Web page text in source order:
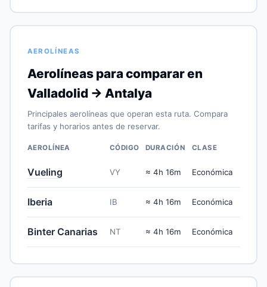
AEROLÍNEAS
Aerolíneas para comparar en
Valladolid → Antalya
Principales aerolíneas que operan esta ruta. Compara
tarifas y horarios antes de reservar.
AEROLÍNEA CÓDIGO DURACIÓN CLASE
Vueling VY ≈ 4h 16m Económica
Iberia IB ≈ 4h 16m Económica
Binter Canarias NT ≈ 4h 16m Económica